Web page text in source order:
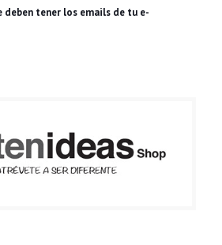
deben tener los emails de tu e-